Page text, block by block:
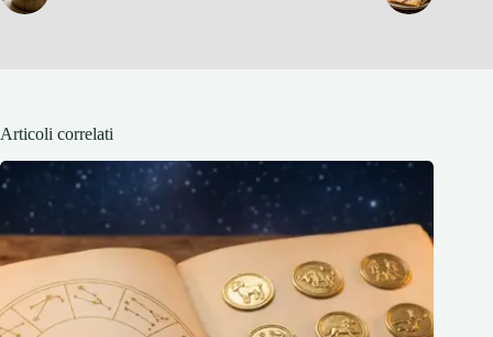
Articoli correlati